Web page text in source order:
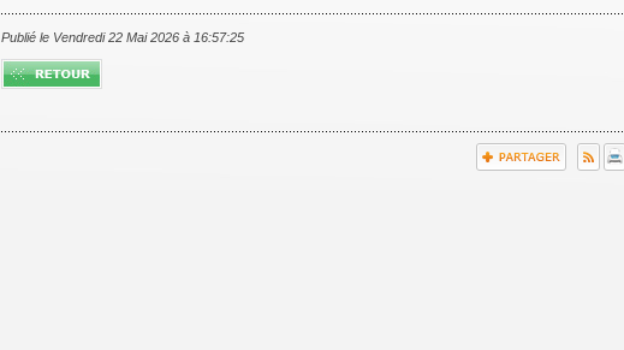
Publié le Vendredi 22 Mai 2026 à 16:57:25